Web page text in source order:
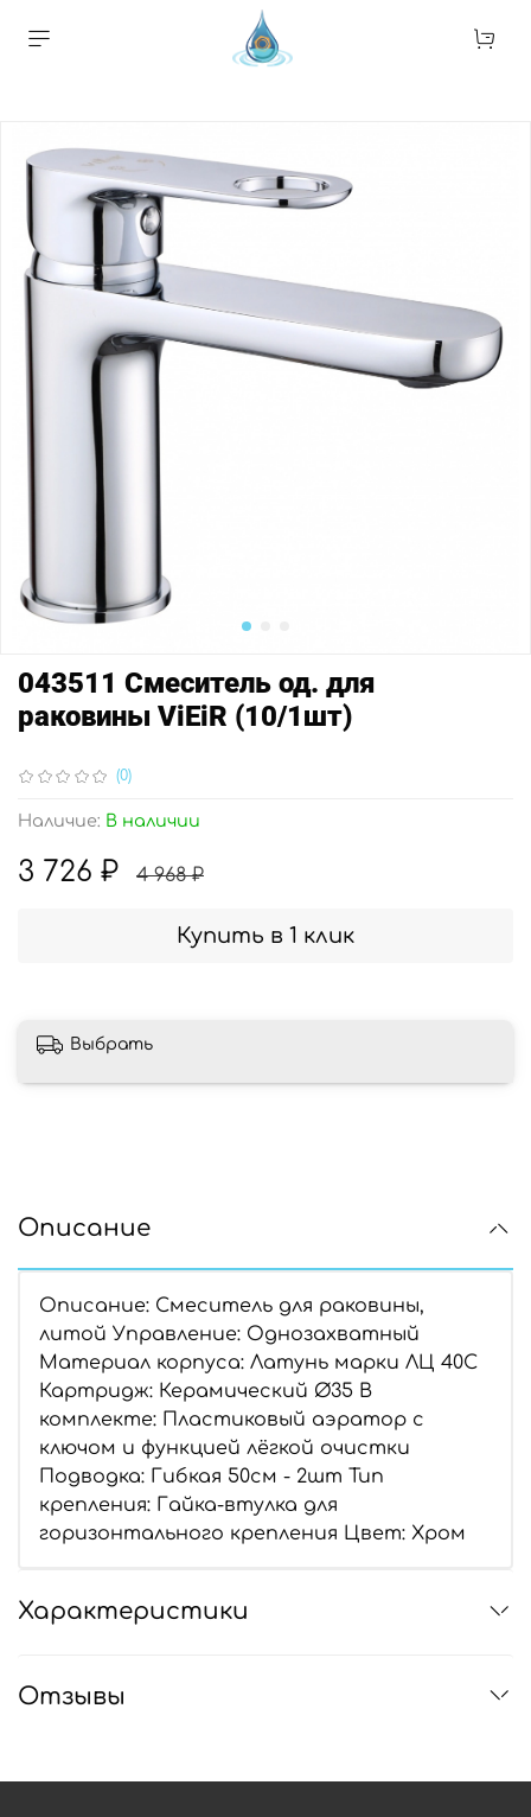
(0)
Наличие: В наличии
043511 Смеситель од. для
раковины ViEiR (10/1шт)
3 726 ₽ 4 968 ₽
Купить в 1 клик
Выбрать
Описание
Описание: Смеситель для раковины,
литой Управление: Однозахватный
Материал корпуса: Латунь марки ЛЦ 40С
Картридж: Керамический Ø35 В
комплекте: Пластиковый аэратор с
ключом и функцией лёгкой очистки
Подводка: Гибкая 50см - 2шт Тип
крепления: Гайка-втулка для
горизонтального крепления Цвет: Хром
Характеристики
Отзывы